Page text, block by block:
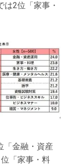
は2位「家事・
金融・資産
「家事・料